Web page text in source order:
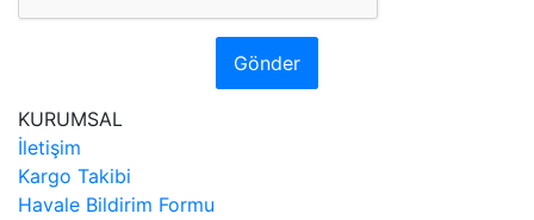
Gönder
KURUMSAL
İletişim
Kargo Takibi
Havale Bildirim Formu